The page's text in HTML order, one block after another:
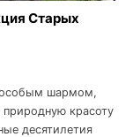
Старых
особым шармом,
природную красоту
десятилетия